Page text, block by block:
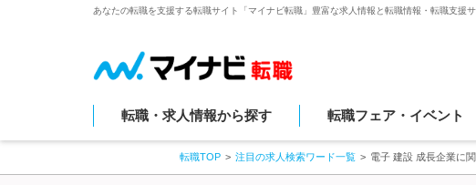
あなたの転職を支援する転職サイト「マイナビ転職」豊富な求人情報と転職情報・転職支援
転職・求人情報から探す 転職フェア・イベント
転職TOP 注目の求人検索ワード一覧 電子 建設 成長企業に